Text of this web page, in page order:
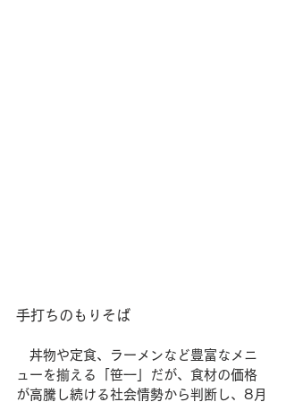
手打ちのもりそば
丼物や定食、ラーメンなど豊富なメニ
ューを揃える「笹一」だが、食材の価格
が高騰し続ける社会情勢から判断し、8月